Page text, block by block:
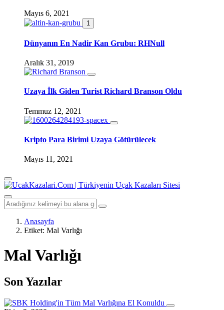
Mayıs 6, 2021
1
Dünyanın En Nadir Kan Grubu: RHNull
Aralık 31, 2019
Uzaya İlk Giden Turist Richard Branson Oldu
Temmuz 12, 2021
Kripto Para Birimi Uzaya Götürülecek
Mayıs 11, 2021
Anasayfa
Etiket: Mal Varlığı
Mal Varlığı
Son Yazılar